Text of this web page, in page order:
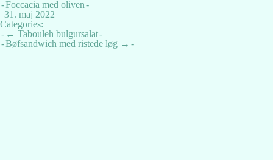
Foccacia med oliven
| 31. maj 2022
Categories:
Indlægsnavigation
← Tabouleh bulgursalat
Bøfsandwich med ristede løg →